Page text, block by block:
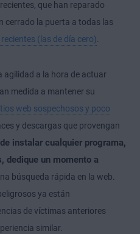
que han reparado
cerrado la puerta a todas las
(las de día cero)
agilidad a la hora de actuar
medida a mantener su
web sospechosos y poco
y descargas que provengan
instalar cualquier programa,
dedique un momento a
búsqueda rápida en la web.
ya están
de víctimas anteriores
similar.